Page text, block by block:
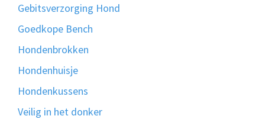
Gebitsverzorging Hond
Goedkope Bench
Hondenbrokken
Hondenhuisje
Hondenkussens
Veilig in het donker